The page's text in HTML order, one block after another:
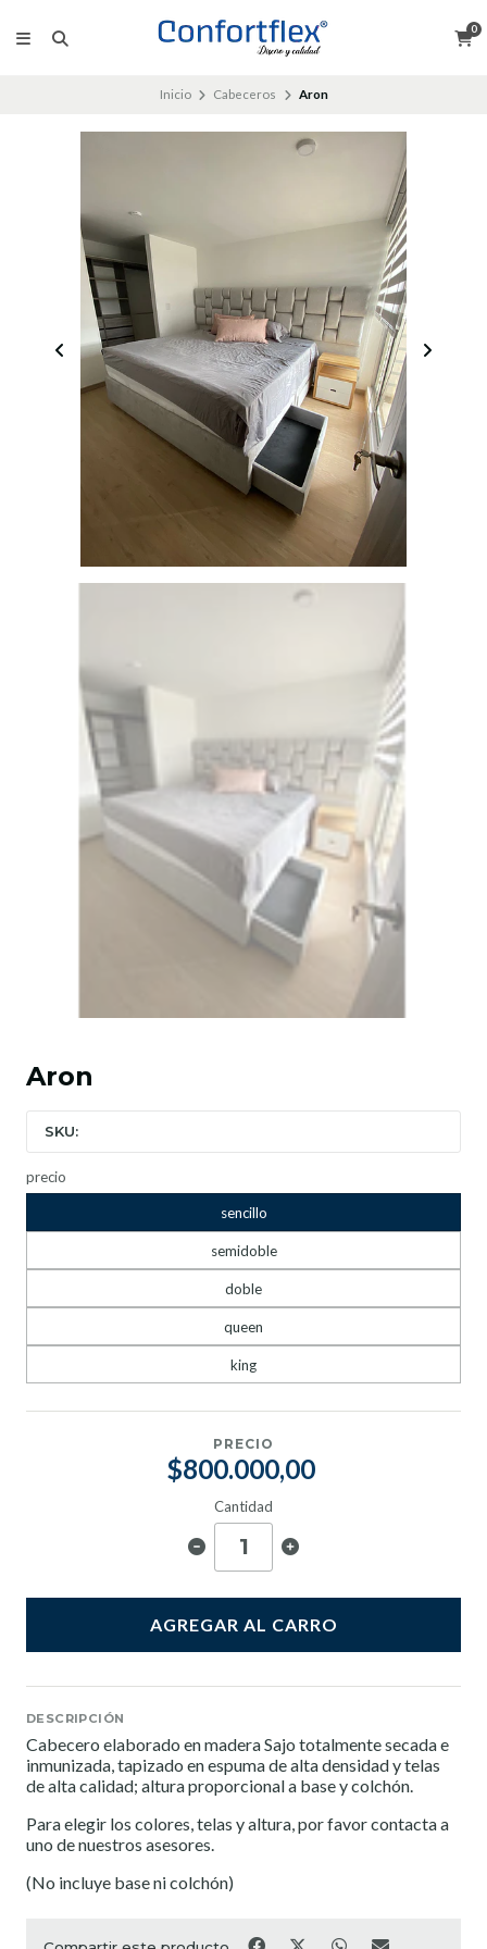
0
Inicio Cabeceros Aron
Aron
SKU:
precio
sencillo
semidoble
doble
queen
king
PRECIO
$800.000,00
Cantidad
AGREGAR AL CARRO
DESCRIPCIÓN
Cabecero elaborado en madera Sajo totalmente secada e
inmunizada, tapizado en espuma de alta densidad y telas
de alta calidad; altura proporcional a base y colchón.
Para elegir los colores, telas y altura, por favor contacta a
uno de nuestros asesores.
(No incluye base ni colchón)